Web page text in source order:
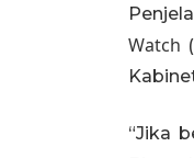
Watch
“Jika